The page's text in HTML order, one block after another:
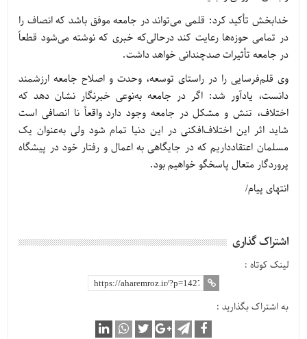
خدابخش تأکید کرد: قلمی می‌تواند در جامعه موفق باشد که انصاف را
در تمامی حوزه‌ها رعایت کند درحالی‌که خبری که نوشته می‌شود قطعاً
در جامعه تأثیرات صدچندانی خواهد داشت.
وی قلم‌فرسایی را در راستای توسعه، وحدت و اصلاح جامعه ارزشمند
دانست، یادآور شد: اگر در جامعه به‌نوعی خبرنگار نشان دهد که
اختلاف، تنش و مشکل در جامعه وجود دارد واقعاً نا انصافی است
شاید اثر این اختلاف‌افکنی در این دنیا تمام شود ولی به‌عنوان یک
مسلمان اعتقادداریم که در جایگاهی به اعمال و رفتار خود در پیشگاه
پروردگار متعال پاسخگو خواهیم بود.
انتهای پیام/
اشتراک گذاری
لینک کوتاه :
به اشتراک بگذارید :